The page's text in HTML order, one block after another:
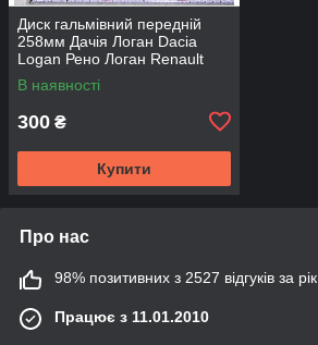
Диск гальмівний передній
258мм Дачія Логан Dacia
Logan Рено Логан Renault
Logan
В наявності
300 ₴
Купити
Про нас
98% позитивних з 2527 відгуків за рік
Працює з 11.01.2010